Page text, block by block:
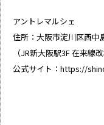
アントレマルシェ
住所：大阪市淀川区西中
（JR新大阪駅3F 在来線
公式サイト： https://